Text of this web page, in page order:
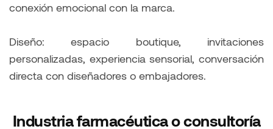
conexión emocional con la marca.
Diseño: espacio boutique, invitaciones
personalizadas, experiencia sensorial, conversación
directa con diseñadores o embajadores.
Industria farmacéutica o consultoría